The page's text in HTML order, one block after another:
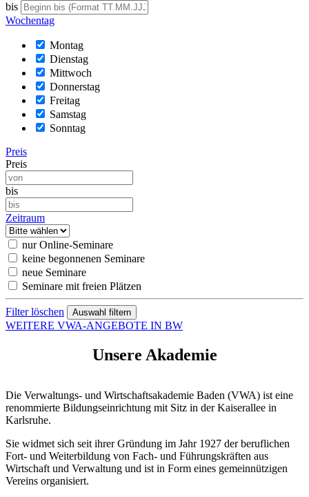
bis
Wochentag
Montag
Dienstag
Mittwoch
Donnerstag
Freitag
Samstag
Sonntag
Preis
Preis
bis
Zeitraum
nur Online-Seminare
keine begonnenen Seminare
neue Seminare
Seminare mit freien Plätzen
Filter löschen
WEITERE VWA-ANGEBOTE IN BW
Unsere Akademie
Die Verwaltungs- und Wirtschaftsakademie Baden (VWA) ist eine
renommierte Bildungseinrichtung mit Sitz in der Kaiserallee in
Karlsruhe.
Sie widmet sich seit ihrer Gründung im Jahr 1927 der beruflichen
Fort- und Weiterbildung von Fach- und Führungskräften aus
Wirtschaft und Verwaltung und ist in Form eines gemeinnützigen
Vereins organisiert.